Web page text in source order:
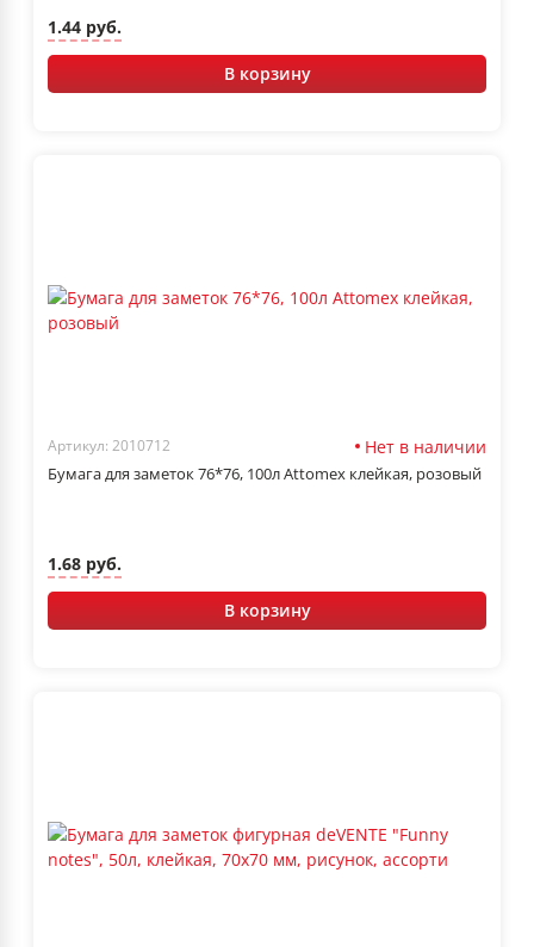
1.44 руб.
В корзину
Артикул: 2010712 Нет в наличии
Бумага для заметок 76*76, 100л Attomex клейкая, розовый
1.68 руб.
В корзину